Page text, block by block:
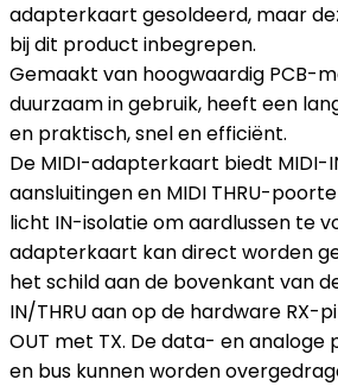
adapterkaart gesoldeerd, maar
bij dit product inbegrepen.
Gemaakt van hoogwaardig PCB-
duurzaam in gebruik, heeft een
en praktisch, snel en efficiënt.
De MIDI-adapterkaart biedt MIDI-
aansluitingen en MIDI THRU-
licht IN-isolatie om aardlussen te
adapterkaart kan direct worden
het schild aan de bovenkant van
IN/THRU aan op de hardware RX-
OUT met TX. De data- en analoge
en bus kunnen worden